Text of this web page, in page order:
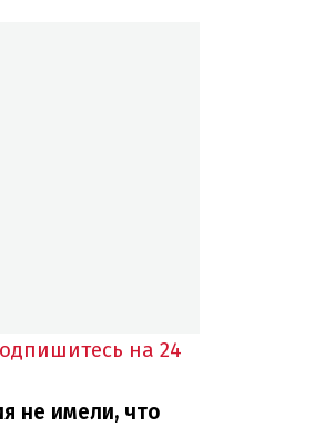
на 24
не имели, что